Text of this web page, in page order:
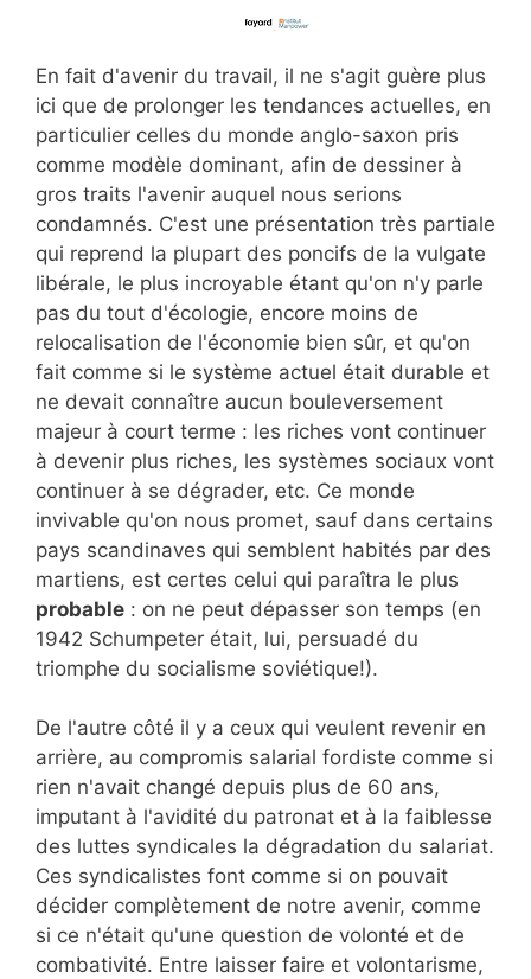
En fait d'avenir du travail, il ne s'agit guère plus
ici que de prolonger les tendances actuelles, en
particulier celles du monde anglo-saxon pris
comme modèle dominant, afin de dessiner à
gros traits l'avenir auquel nous serions
condamnés. C'est une présentation très partiale
qui reprend la plupart des poncifs de la vulgate
libérale, le plus incroyable étant qu'on n'y parle
pas du tout d'écologie, encore moins de
relocalisation de l'économie bien sûr, et qu'on
fait comme si le système actuel était durable et
ne devait connaître aucun bouleversement
majeur à court terme : les riches vont continuer
à devenir plus riches, les systèmes sociaux vont
continuer à se dégrader, etc. Ce monde
invivable qu'on nous promet, sauf dans certains
pays scandinaves qui semblent habités par des
martiens, est certes celui qui paraîtra le plus
probable : on ne peut dépasser son temps (en
1942 Schumpeter était, lui, persuadé du
triomphe du socialisme soviétique!).
De l'autre côté il y a ceux qui veulent revenir en
arrière, au compromis salarial fordiste comme si
rien n'avait changé depuis plus de 60 ans,
imputant à l'avidité du patronat et à la faiblesse
des luttes syndicales la dégradation du salariat.
Ces syndicalistes font comme si on pouvait
décider complètement de notre avenir, comme
si ce n'était qu'une question de volonté et de
combativité. Entre laisser faire et volontarisme,